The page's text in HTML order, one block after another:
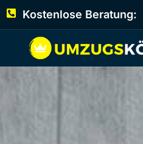
Kostenlose Beratung: